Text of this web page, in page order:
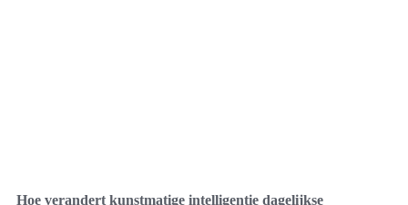
Hoe verandert kunstmatige intelligentie dagelijkse